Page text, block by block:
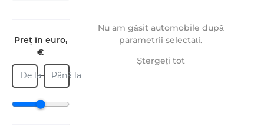
Preț în euro,
€
De la Până la
Nu am găsit automobile după
parametrii selectați.
Ștergeți tot